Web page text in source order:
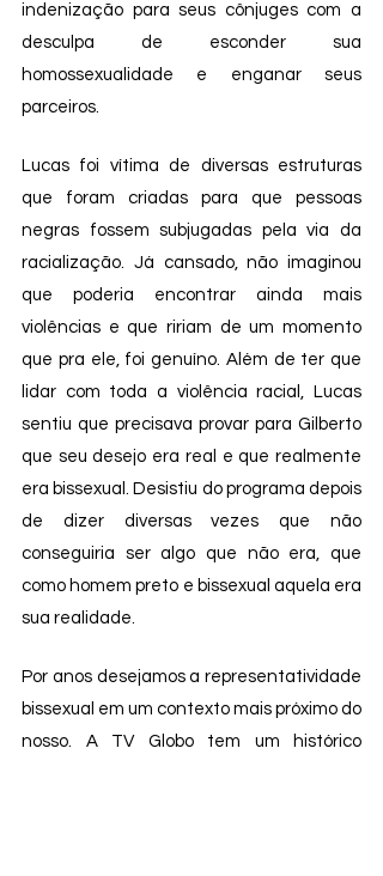
indenização para seus cônjuges com a
desculpa de esconder sua
homossexualidade e enganar seus
parceiros.
Lucas foi vítima de diversas estruturas
que foram criadas para que pessoas
negras fossem subjugadas pela via da
racialização. Já cansado, não imaginou
que poderia encontrar ainda mais
violências e que ririam de um momento
que pra ele, foi genuíno. Além de ter que
lidar com toda a violência racial, Lucas
sentiu que precisava provar para Gilberto
que seu desejo era real e que realmente
era bissexual. Desistiu do programa depois
de dizer diversas vezes que não
conseguiria ser algo que não era, que
como homem preto e bissexual aquela era
sua realidade.
Por anos desejamos a representatividade
bissexual em um contexto mais próximo do
nosso. A TV Globo tem um histórico